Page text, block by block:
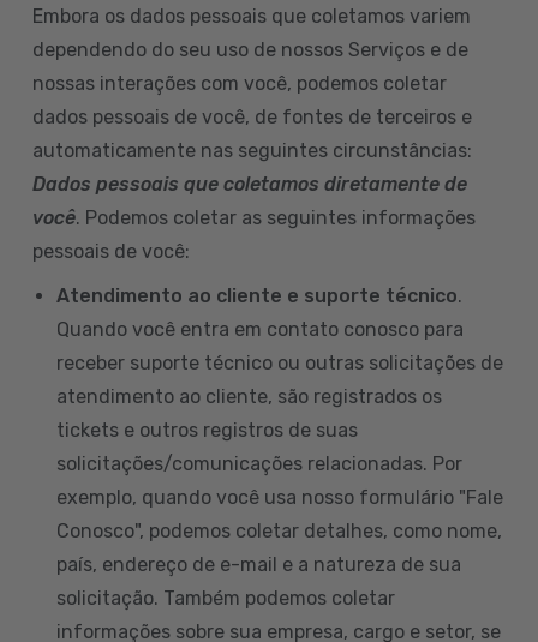
Embora os dados pessoais que coletamos variem
dependendo do seu uso de nossos Serviços e de
nossas interações com você, podemos coletar
dados pessoais de você, de fontes de terceiros e
automaticamente nas seguintes circunstâncias:
Dados pessoais que coletamos diretamente de
você. Podemos coletar as seguintes informações
pessoais de você:
Atendimento ao cliente e suporte técnico.
Quando você entra em contato conosco para
receber suporte técnico ou outras solicitações de
atendimento ao cliente, são registrados os
tickets e outros registros de suas
solicitações/comunicações relacionadas. Por
exemplo, quando você usa nosso formulário "Fale
Conosco", podemos coletar detalhes, como nome,
país, endereço de e-mail e a natureza de sua
solicitação. Também podemos coletar
informações sobre sua empresa, cargo e setor, se